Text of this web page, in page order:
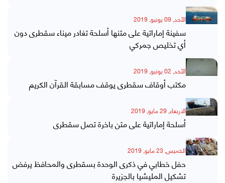
الأحد, 09 يونيو, 2019
سفينة إماراتية على متنها أسلحة تغادر ميناء سقطرى دون
أي تخليص جمركي
الأحد, 02 يونيو, 2019
مكتب أوقاف سقطرى يوقف مسابقة القرآن الكريم
الاربعاء, 29 مايو, 2019
أسلحة إماراتية على متن باخرة تصل سقطرى
الخميس, 23 مايو, 2019
حفل خطابي في ذكرى الوحدة بسقطرى والمحافظ يرفض
تشكيل المليشيا بالجزيرة